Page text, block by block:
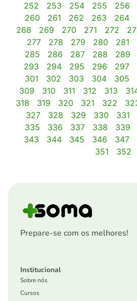
252
253 254 255 256
260
261 262 263 264
268
269 270 271 272
277
278 279 280 281
285
286 287 288 289
293
294 295 296 297
301
302 303 304 305
309
310 311 312 313
318
319 320 321 322
327
328 329 330 331
335
336 337 338 339
343
344 345 346 347
351
352
Prepare-se com os melhores!
Institucional
Sobre nós
Cursos